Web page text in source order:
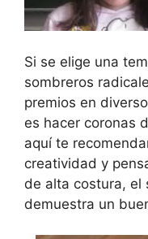
Si se elige una
sombreros
premios en
es hacer coronas
aquí te
creatividad y
de alta costura, el
demuestra un